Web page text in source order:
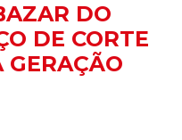
DO
DE CORTE
GERAÇÃO